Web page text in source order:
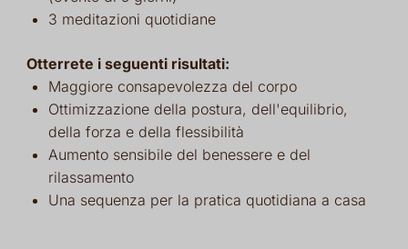
3 meditazioni quotidiane
Otterrete i seguenti risultati:
Maggiore consapevolezza del corpo
Ottimizzazione della postura, dell'equilibrio,
della forza e della flessibilità
Aumento sensibile del benessere e del
rilassamento
Una sequenza per la pratica quotidiana a casa